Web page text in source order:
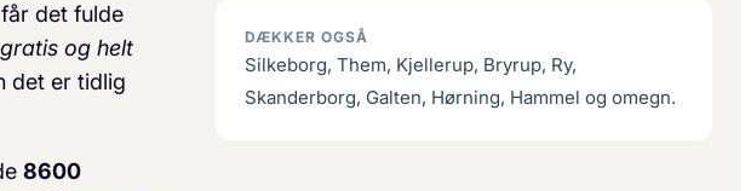
det fulde
gratis og helt
det er tidlig
8600
DÆKKER OGSÅ
Silkeborg, Them, Kjellerup, Bryrup, Ry,
Skanderborg, Galten, Hørning, Hammel og omegn.